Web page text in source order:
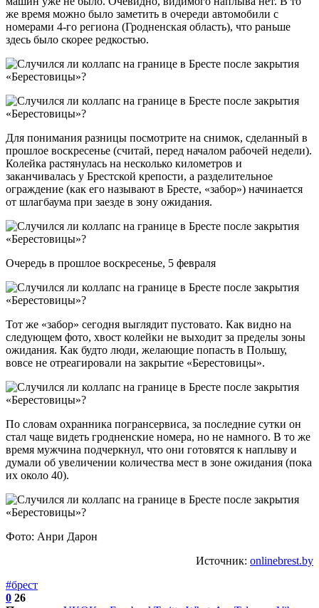
же время можно было заметить в очереди автомобили с
номерами 4-го региона (Гродненская область), что раньше
здесь было скорее редкостью.
Для понимания разницы посмотрите на снимок, сделанный в
прошлое воскресенье (считай, перед началом рабочей недели).
Колейка растянулась на несколько километров и
заканчивалась у Брестской крепости, а разделительное
ограждение (как его называют в Бресте, «забор») начинается
от шлагбаума при заезде в зону ожидания.
Очередь в прошлое воскресенье, 5 февраля
Тот же «забор» сегодня выглядит пустовато. Как видно на
следующем фото, хвост колейки не выходит за пределы зоны
ожидания. Как будто люди, желающие попасть в Польшу,
вовсе не отреагировали на закрытие «Берестовицы».
По словам охранника погрансервиса, за последние сутки он
стал чаще видеть гродненские номера, но не намного. В то же
время мужчина подчеркнул, что они готовятся к наплыву и
думали об увеличении количества мест в зоне ожидания (пока
их около 40).
Фото: Анри Дарон
Источник: onlinebrest.by
#брест
0 26